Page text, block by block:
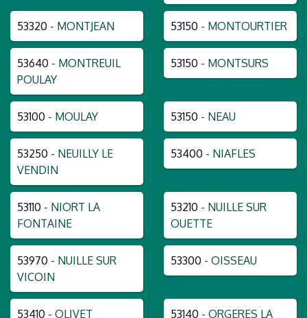
53320 - MONTJEAN 53150 - MONTOURTIER
53640 - MONTREUIL
POULAY
53150 - MONTSURS
53100 - MOULAY 53150 - NEAU
53250 - NEUILLY LE
VENDIN
53400 - NIAFLES
53110 - NIORT LA
FONTAINE
53210 - NUILLE SUR
OUETTE
53970 - NUILLE SUR
VICOIN
53300 - OISSEAU
53410 - OLIVET 53140 - ORGERES LA